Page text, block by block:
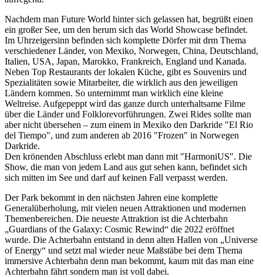
Nachdem man Future World hinter sich gelassen hat, begrüßt einen
ein großer See, um den herum sich das World Showcase befindet.
Im Uhrzeigersinn befinden sich komplette Dörfer mit drm Thema
verschiedener Länder, von Mexiko, Norwegen, China, Deutschland,
Italien, USA, Japan, Marokko, Frankreich, England und Kanada.
Neben Top Restaurants der lokalen Küche, gibt es Souvenirs und
Spezialitäten sowie Mitarbeiter, die wirklich aus den jeweiligen
Ländern kommen. So unternimmt man wirklich eine kleine
Weltreise. Aufgepeppt wird das ganze durch unterhaltsame Filme
über die Länder und Folklorevorführungen. Zwei Rides sollte man
aber nicht übersehen – zum einem in Mexiko den Darkride "El Rio
del Tiempo", und zum anderen ab 2016 "Frozen" in Norwegen
Darkride.
Den krönenden Abschluss erlebt man dann mit "HarmoniUS". Die
Show, die man von jedem Land aus gut sehen kann, befindet sich
sich mitten im See und darf auf keinen Fall verpasst werden.
Der Park bekommt in den nächsten Jahren eine komplette
Generalüberholung, mit vielen neuen Attraktionen und modernen
Themenbereichen. Die neueste Attraktion ist die Achterbahn
„Guardians of the Galaxy: Cosmic Rewind“ die 2022 eröffnet
wurde. Die Achterbahn entstand in denn alten Hallen von „Universe
of Energy“ und setzt mal wieder neue Maßstäbe bei dem Thema
immersive Achterbahn denn man bekommt, kaum mit das man eine
Achterbahn fährt sondern man ist voll dabei.